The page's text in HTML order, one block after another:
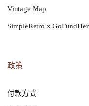
Vintage Map
SimpleRetro x GoFundHer
政策
付款方式